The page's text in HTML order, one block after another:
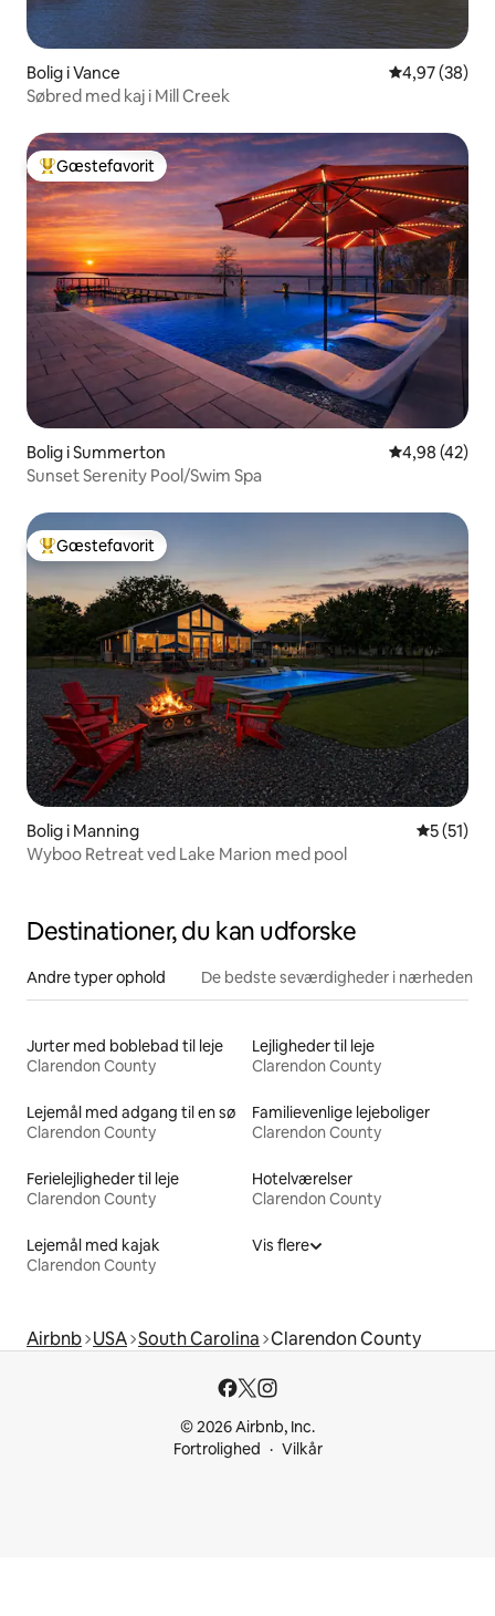
Bolig i Vance 4,97 ud af 5 i
4,97 (38)
Søbred med kaj i Mill Creek
Bedste gæstefavorit
Gæstefavorit
Bolig i Summerton 4,98 ud af 5 i
4,98 (42)
Sunset Serenity Pool/Swim Spa
Bedste gæstefavorit
Gæstefavorit
Bolig i Manning 5 ud af 5
5 (51)
Wyboo Retreat ved Lake Marion med pool
Destinationer, du kan udforske
Andre typer ophold De bedste seværdigheder i nærheden
Jurter med boblebad til leje
Clarendon County
Lejligheder til leje
Clarendon County
Lejemål med adgang til en sø
Clarendon County
Familievenlige lejeboliger
Clarendon County
Ferielejligheder til leje
Clarendon County
Hotelværelser
Clarendon County
Lejemål med kajak
Clarendon County
Vis flere
Airbnb USA South Carolina Clarendon County
© 2026 Airbnb, Inc.
Fortrolighed
Vilkår